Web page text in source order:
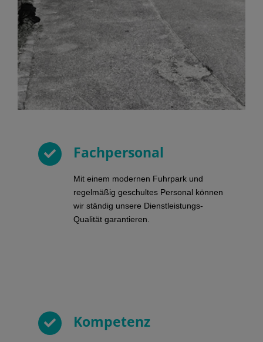
Fachpersonal
Mit einem modernen Fuhrpark und
regelmäßig geschultes Personal können
wir ständig unsere Dienstleistungs-
Qualität garantieren.
Kompetenz